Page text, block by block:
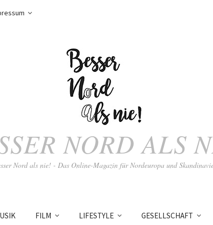
NORD ALS
Nord als nie! - Das Online-Magazin für Nordeuropa und
FILM LIFESTYLE GESELLSCHAFT